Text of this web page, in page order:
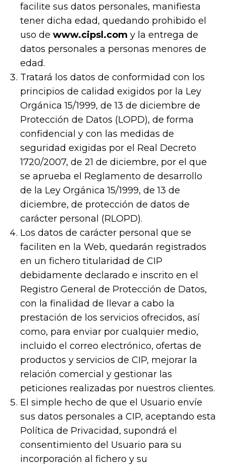
facilite sus datos personales, manifiesta
tener dicha edad, quedando prohibido el
uso de www.cipsl.com y la entrega de
datos personales a personas menores de
edad.
Tratará los datos de conformidad con los
principios de calidad exigidos por la Ley
Orgánica 15/1999, de 13 de diciembre de
Protección de Datos (LOPD), de forma
confidencial y con las medidas de
seguridad exigidas por el Real Decreto
1720/2007, de 21 de diciembre, por el que
se aprueba el Reglamento de desarrollo
de la Ley Orgánica 15/1999, de 13 de
diciembre, de protección de datos de
carácter personal (RLOPD).
Los datos de carácter personal que se
faciliten en la Web, quedarán registrados
en un fichero titularidad de CIP
debidamente declarado e inscrito en el
Registro General de Protección de Datos,
con la finalidad de llevar a cabo la
prestación de los servicios ofrecidos, así
como, para enviar por cualquier medio,
incluido el correo electrónico, ofertas de
productos y servicios de CIP, mejorar la
relación comercial y gestionar las
peticiones realizadas por nuestros clientes.
El simple hecho de que el Usuario envíe
sus datos personales a CIP, aceptando esta
Política de Privacidad, supondrá el
consentimiento del Usuario para su
incorporación al fichero y su